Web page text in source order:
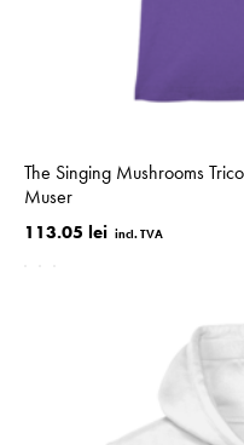
The Singing Mushrooms
Muser
113.05 lei